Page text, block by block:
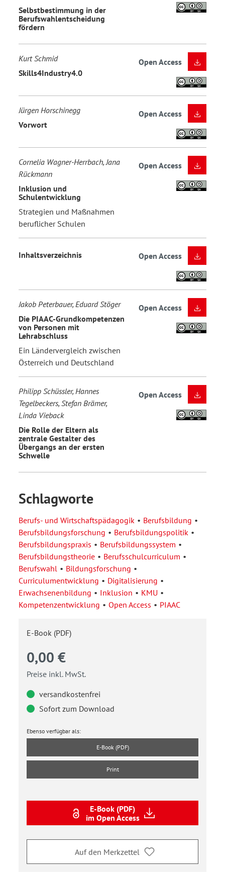
Selbstbestimmung in der
Berufswahlentscheidung
fördern
Kurt Schmid
Skills4Industry4.0
Open Access
Jürgen Horschinegg
Vorwort
Open Access
Cornelia Wagner-Herrbach, Jana
Rückmann
Inklusion und
Schulentwicklung
Strategien und Maßnahmen
beruflicher Schulen
Open Access
Inhaltsverzeichnis Open Access
Jakob Peterbauer, Eduard Stöger
Die PIAAC-Grundkompetenzen
von Personen mit
Lehrabschluss
Ein Ländervergleich zwischen
Österreich und Deutschland
Open Access
Philipp Schüssler, Hannes
Tegelbeckers, Stefan Brämer,
Linda Vieback
Die Rolle der Eltern als
zentrale Gestalter des
Übergangs an der ersten
Schwelle
Open Access
Schlagworte
Berufs- und Wirtschaftspädagogik
Berufsbildung
Berufsbildungsforschung
Berufsbildungspolitik
Berufsbildungspraxis
Berufsbildungssystem
Berufsbildungstheorie
Berufsschulcurriculum
Berufswahl
Bildungsforschung
Curriculumentwicklung
Digitalisierung
Erwachsenenbildung
Inklusion
KMU
Kompetenzentwicklung
Open Access PIAAC
E-Book (PDF)
0,00 €
Preise inkl. MwSt.
versandkostenfrei
Sofort zum Download
Ebenso verfügbar als:
E-Book (PDF)
Print
E-Book (PDF)
im Open Access
Auf den Merkzettel